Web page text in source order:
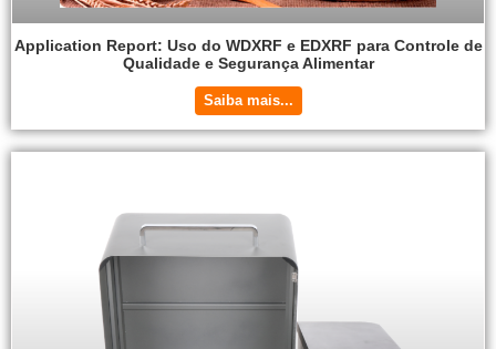
Application Report: Uso do WDXRF e EDXRF para Controle de
Qualidade e Segurança Alimentar
Saiba mais...